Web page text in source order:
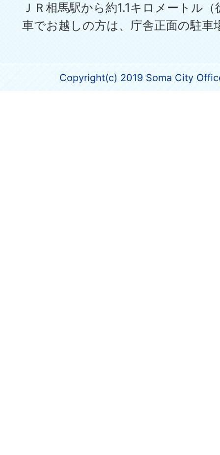
ＪＲ相馬駅から約1.1キロメートル
車でお越しの方は、庁舎正面の駐車
Copyright(c) 2019 Soma City